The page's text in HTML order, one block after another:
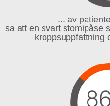
... av
sa att en svart stomipåse
kroppsuppfattning